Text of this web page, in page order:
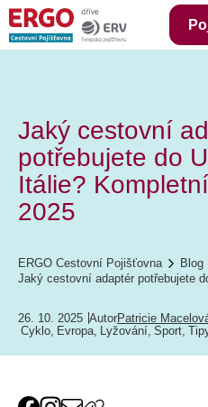
Jaký cestovní
potřebujete do
Itálie?
2025
ERGO Cestovní Pojišťovna Blog
Jaký cestovní adaptér potřebujete
26. 10. 2025 AutorPatricie
Cyklo, Evropa, Lyžování, Sport,